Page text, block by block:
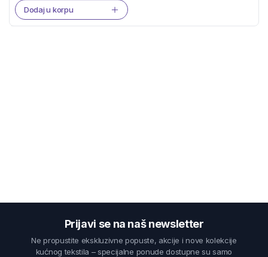
Dodaj u korpu
Prijavi se na naš newsletter
Ne propustite ekskluzivne popuste, akcije i nove kolekcije
kućnog tekstila – specijalne ponude dostupne su samo